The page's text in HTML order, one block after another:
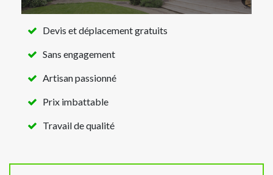
Devis et déplacement gratuits
Sans engagement
Artisan passionné
Prix imbattable
Travail de qualité